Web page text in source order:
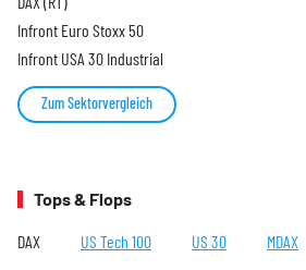
Infront Euro Stoxx 50
Infront USA 30 Industrial
Zum Sektorvergleich
Tops & Flops
DAX US Tech 100 US 30 MDAX